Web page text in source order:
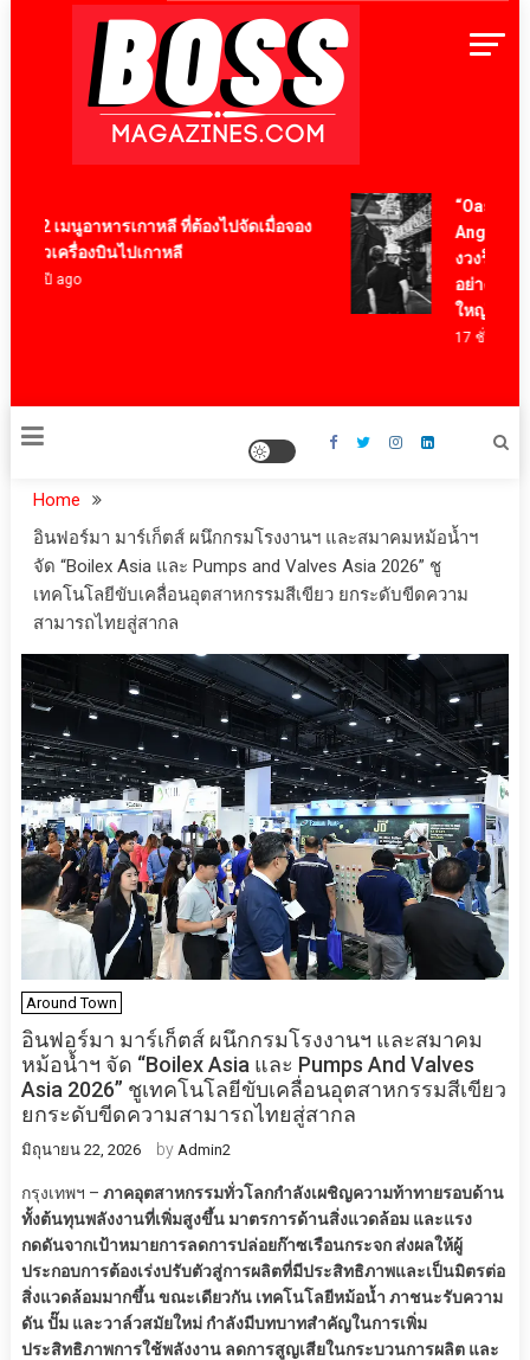
12 เมนูอาหารเกาหลี ที่ต้องไปจัดเมื่อจอง
ตั๋วเครื่องบินไปเกาหลี
4 ปี ago
“Oasis:
Anger” ร่วม
งวงร็อคระดั
อย่าง Oasis
ใหญ่
17 ชั่วโมง ago
Home
อินฟอร์มา มาร์เก็ตส์ ผนึกกรมโรงงานฯ และสมาคมหม้อน้ำฯ
จัด “Boilex Asia และ Pumps and Valves Asia 2026” ชู
เทคโนโลยีขับเคลื่อนอุตสาหกรรมสีเขียว ยกระดับขีดความ
สามารถไทยสู่สากล
Around Town
อินฟอร์มา มาร์เก็ตส์ ผนึกกรมโรงงานฯ และสมาคม
หม้อน้ำฯ จัด “Boilex Asia และ Pumps And Valves
Asia 2026” ชูเทคโนโลยีขับเคลื่อนอุตสาหกรรมสีเขียว
ยกระดับขีดความสามารถไทยสู่สากล
มิถุนายน 22, 2026 by Admin2
กรุงเทพฯ – ภาคอุตสาหกรรมทั่วโลกกำลังเผชิญความท้าทายรอบด้าน
ทั้งต้นทุนพลังงานที่เพิ่มสูงขึ้น มาตรการด้านสิ่งแวดล้อม และแรง
กดดันจากเป้าหมายการลดการปล่อยก๊าซเรือนกระจก ส่งผลให้ผู้
ประกอบการต้องเร่งปรับตัวสู่การผลิตที่มีประสิทธิภาพและเป็นมิตรต่อ
สิ่งแวดล้อมมากขึ้น ขณะเดียวกัน เทคโนโลยีหม้อน้ำ ภาชนะรับความ
ดัน ปั๊ม และวาล์วสมัยใหม่ กำลังมีบทบาทสำคัญในการเพิ่ม
ประสิทธิภาพการใช้พลังงาน ลดการสูญเสียในกระบวนการผลิต และ